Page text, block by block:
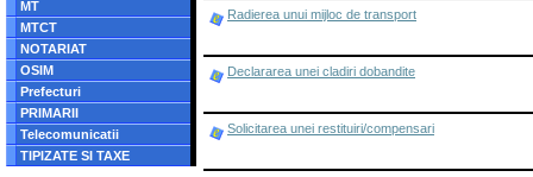
MT
MTCT
NOTARIAT
OSIM
Prefecturi
PRIMARII
Telecomunicatii
TIPIZATE SI TAXE
Radierea unui mijloc de transport
Declararea unei cladiri dobandite
Solicitarea unei restituiri/compensari